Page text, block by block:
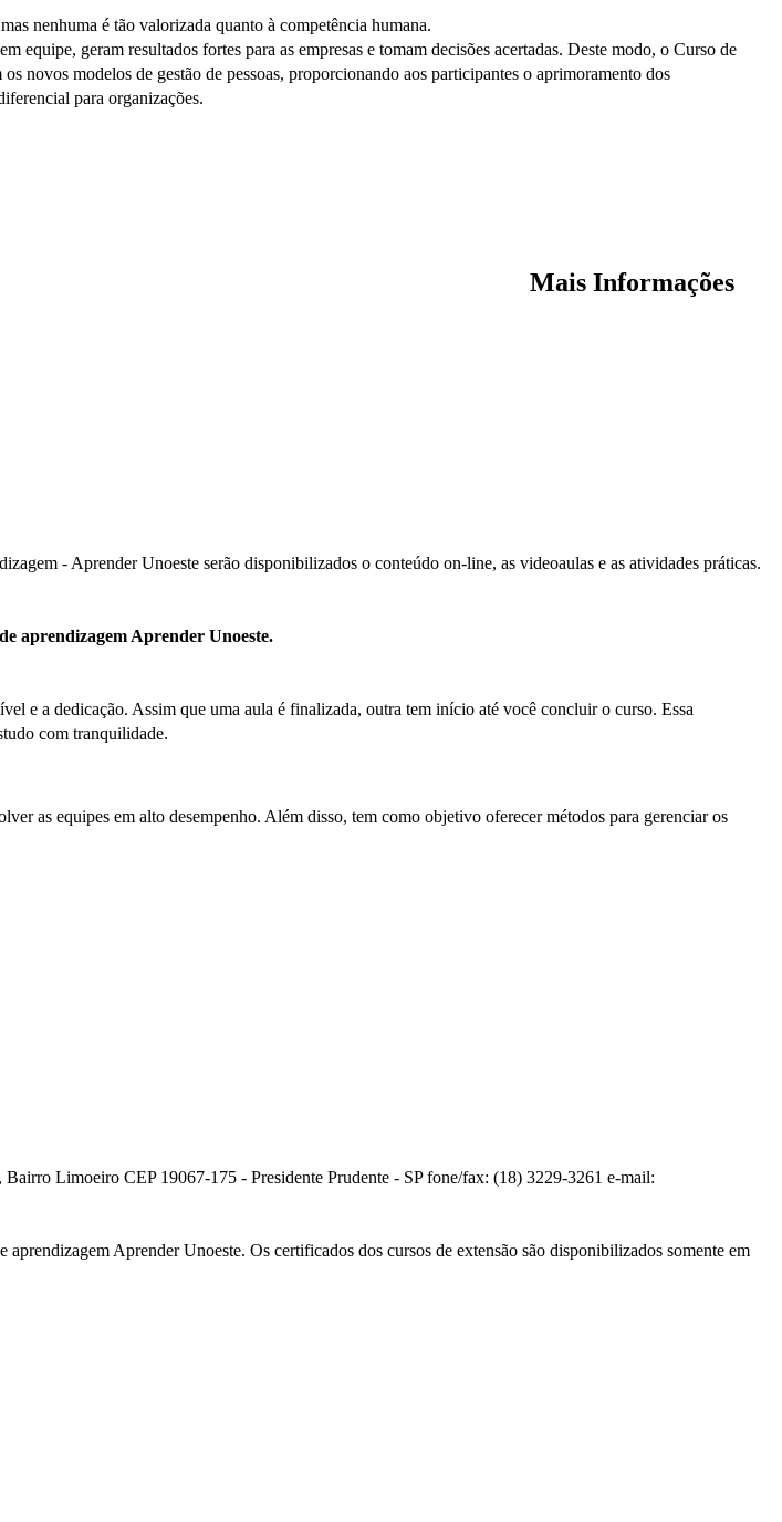
nenhuma é tão valorizada quanto à competência humana.
equipe, geram resultados fortes para as empresas e tomam decisões acertadas. Deste modo, o Curso de
novos modelos de gestão de pessoas, proporcionando aos participantes o aprimoramento dos
para organizações.
Mais Informações
- Aprender Unoeste serão disponibilizados o conteúdo on-line, as videoaulas e as atividades práticas.
aprendizagem Aprender Unoeste.
e a dedicação. Assim que uma aula é finalizada, outra tem início até você concluir o curso. Essa
com tranquilidade.
as equipes em alto desempenho. Além disso, tem como objetivo oferecer métodos para gerenciar os
Limoeiro CEP 19067-175 - Presidente Prudente - SP fone/fax: (18) 3229-3261 e-mail:
Aprender Unoeste. Os certificados dos cursos de extensão são disponibilizados somente em